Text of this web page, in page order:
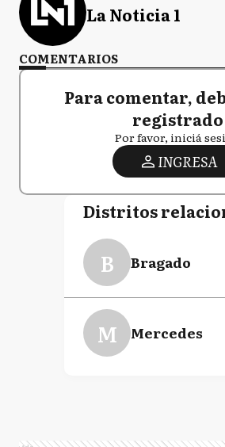
La Noticia 1
COMENTARIOS
Para comentar,
registrado
Por favor, iniciá
INGRESA
Distritos
B Bragado
M Mercedes